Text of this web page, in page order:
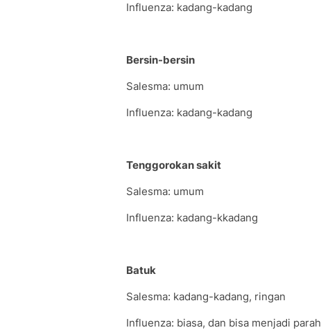
Influenza: kadang-kadang
Bersin-bersin
Salesma: umum
Influenza: kadang-kadang
Tenggorokan sakit
Salesma: umum
Influenza: kadang-kkadang
Batuk
Salesma: kadang-kadang, ringan
Influenza: biasa, dan bisa menjadi parah